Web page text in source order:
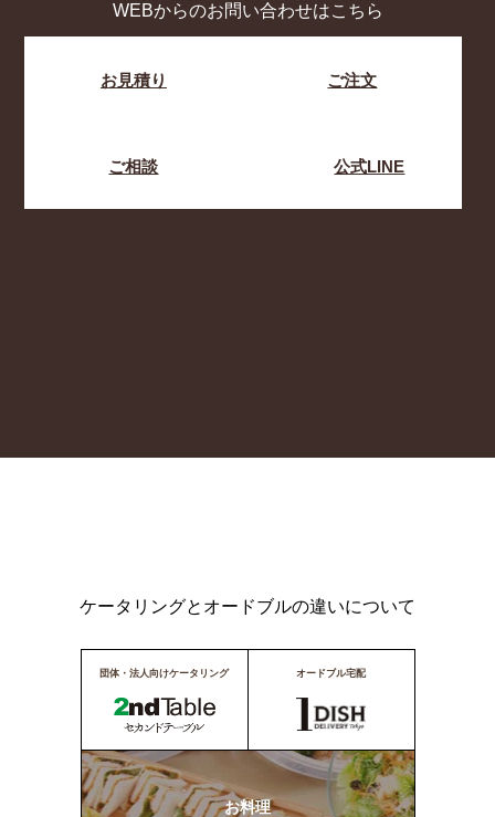
WEBからのお問い合わせはこちら
お見積り ご注文
ご相談 公式LINE
ケータリングとオードブルの違いについて
団体・法人向けケータリング オードブル宅配
お料理